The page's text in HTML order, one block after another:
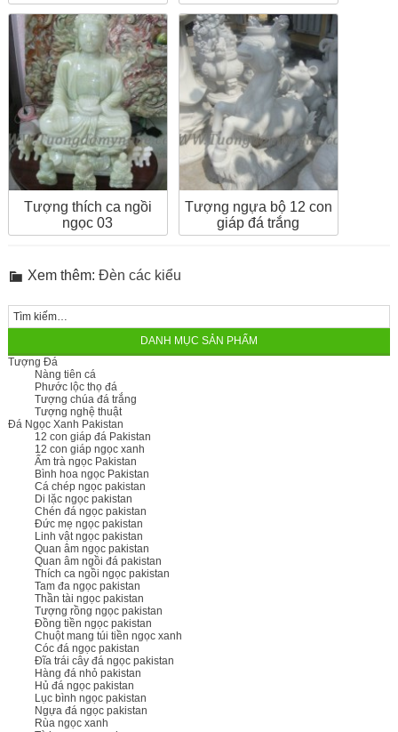
Tượng thích ca ngồi
ngọc 03
Tượng ngựa bộ 12 con
giáp đá trắng
Xem thêm: Đèn các kiểu
DANH MỤC SẢN PHẨM
Tượng Đá
Nàng tiên cá
Phước lộc thọ đá
Tượng chúa đá trắng
Tượng nghệ thuật
Đá Ngọc Xanh Pakistan
12 con giáp đá Pakistan
12 con giáp ngọc xanh
Ấm trà ngọc Pakistan
Bình hoa ngọc Pakistan
Cá chép ngọc pakistan
Di lặc ngọc pakistan
Chén đá ngọc pakistan
Đức mẹ ngọc pakistan
Linh vật ngọc pakistan
Quan âm ngọc pakistan
Quan âm ngồi đá pakistan
Thích ca ngồi ngọc pakistan
Tam đa ngọc pakistan
Thần tài ngọc pakistan
Tượng rồng ngọc pakistan
Đồng tiền ngọc pakistan
Chuột mang túi tiền ngọc xanh
Cóc đá ngọc pakistan
Đĩa trái cây đá ngọc pakistan
Hàng đá nhỏ pakistan
Hủ đá ngọc pakistan
Lục bình ngọc pakistan
Ngựa đá ngọc pakistan
Rùa ngọc xanh